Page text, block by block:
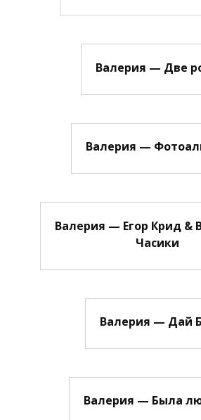
Валерия — Две
Валерия —
Валерия — Егор Крид &
Часики
Валерия — Дай
Валерия — Была